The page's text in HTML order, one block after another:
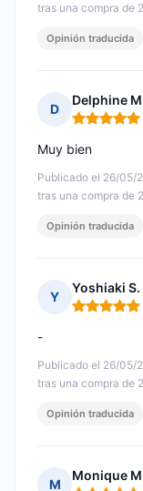
tras una compra de
Opinión traducida
D
Delphine
Nota: 5 de 5
Publicado el 26/05/
tras una compra de
Muy bien
Opinión traducida
Y
Yoshiaki S.
Nota: 5 de 5
Publicado el 26/05/
tras una compra de
-
Opinión traducida
M
Monique